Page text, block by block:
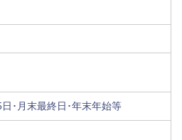
･月末最終日･年末年始等